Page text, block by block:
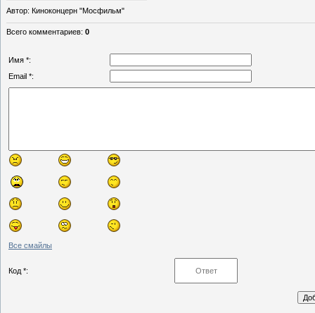
Автор: Киноконцерн "Мосфильм"
Всего комментариев: 0
Имя *:
Email *:
Все смайлы
Код *: